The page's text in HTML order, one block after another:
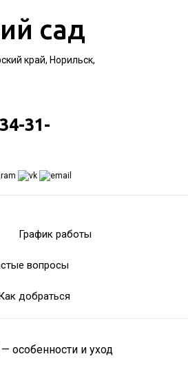
сад
край, Норильск,
31-
График работы
вопросы
добраться
особенности и уход